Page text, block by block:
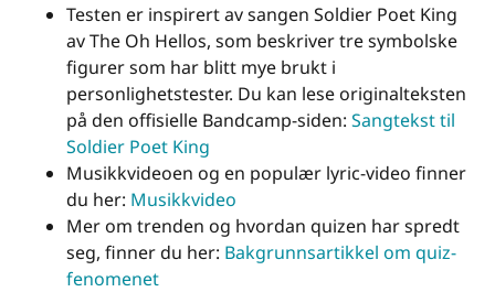
Testen er inspirert av sangen Soldier Poet King
av The Oh Hellos, som beskriver tre symbolske
figurer som har blitt mye brukt i
personlighetstester. Du kan lese originalteksten
på den offisielle Bandcamp-siden: Sangtekst til
Soldier Poet King
Musikkvideoen og en populær lyric-video finner
du her: Musikkvideo
Mer om trenden og hvordan quizen har spredt
seg, finner du her: Bakgrunnsartikkel om quiz-
fenomenet